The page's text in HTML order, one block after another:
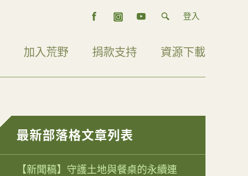
登入
加入荒野 捐款支持 資源下載
最新部落格文章列表
【新聞稿】守護土地與餐桌的永續連